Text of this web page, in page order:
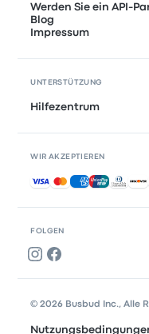
FOLGEN
Werden Sie ein API-
Blog
Impressum
UNTERSTÜTZUNG
Hilfezentrum
WIR AKZEPTIEREN
Akzeptierte
© 2026 Busbud Inc., Alle